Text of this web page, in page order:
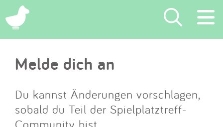
×
Suchen
Eintragen
App
Melde dich an
Du kannst Änderungen vorschlagen,
sobald du Teil der Spielplatztreff-
Community bist.